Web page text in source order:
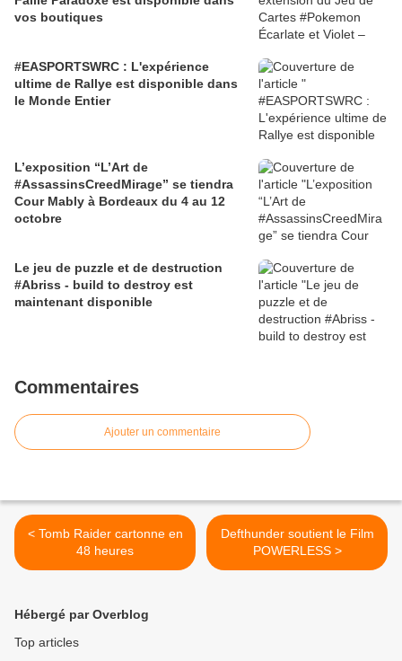
vos boutiques
#EASPORTSWRC : L'expérience
ultime de Rallye est disponible dans
le Monde Entier
L’exposition “L’Art de
#AssassinsCreedMirage” se tiendra
Cour Mably à Bordeaux du 4 au 12
octobre
Le jeu de puzzle et de destruction
#Abriss - build to destroy est
maintenant disponible
Commentaires
Ajouter un commentaire
< Tomb Raider cartonne en
48 heures
Defthunder soutient le Film
POWERLESS >
Hébergé par Overblog
Top articles